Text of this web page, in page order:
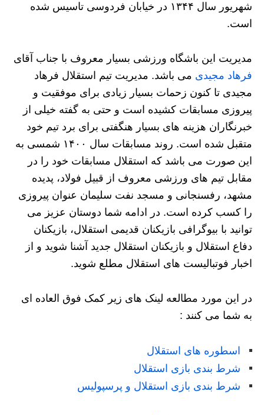
شهریور سال ۱۳۴۴ در خیابان فردوسی تاسیس شده
است.
مدیریت این باشگاه ورزشی بسیار معروف با جناب آقای
فرهاد مجیدی می باشد. مدیریت تیم استقلال فرهاد
مجیدی تا کنون زحمات بسیار زیادی برای موفقیت و
پیروزی مسابقات کشیده است و حتی به گفته خیلی از
خبرنگاران هزینه های بسیار هنگفتی برای برد تیم خود
متقبل شده است. روند مسابقات سال ۱۴۰۰ شمسی به
این صورت می باشد که استقلال مسابقات خود را در
مقابل تیم های ورزشی معروف از قبیل فولاد، پدیده
مشهد، رفسنجانی و مسجد نفت سلیمان عنوان پیروزی
را کسب کرده است. در ادامه شما دوستان عزیز می
توانید با بیوگرافی بازیکنان قدیمی استقلال، بازیکنان
دفاع استقلال و بازیکنان استقلال جدید آشنا شوید و از
اخبار فوتبالیست های استقلال مطلع شوید.
در این مورد مطالعه لینک های زیر کمک فوق العاده ای
به شما می کنند :
اسطوره های استقلال
شرط بندی بازی استقلال
شرط بندی بازی استقلال و پرسپولیس